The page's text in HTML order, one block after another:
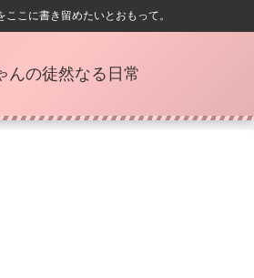
ここに書き留めたいとおもって。
んの徒然なる日常